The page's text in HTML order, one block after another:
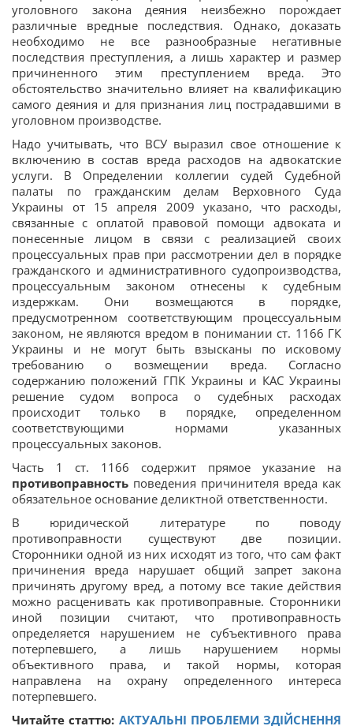
уголовного закона деяния неизбежно порождает
различные вредные последствия. Однако, доказать
необходимо не все разнообразные негативные
последствия преступления, а лишь характер и размер
причиненного этим преступлением вреда. Это
обстоятельство значительно влияет на квалификацию
самого деяния и для признания лиц пострадавшими в
уголовном производстве.
Надо учитывать, что ВСУ выразил свое отношение к
включению в состав вреда расходов на адвокатские
услуги. В Определении коллегии судей Судебной
палаты по гражданским делам Верховного Суда
Украины от 15 апреля 2009 указано, что расходы,
связанные с оплатой правовой помощи адвоката и
понесенные лицом в связи с реализацией своих
процессуальных прав при рассмотрении дел в порядке
гражданского и административного судопроизводства,
процессуальным законом отнесены к судебным
издержкам. Они возмещаются в порядке,
предусмотренном соответствующим процессуальным
законом, не являются вредом в понимании ст. 1166 ГК
Украины и не могут быть взысканы по исковому
требованию о возмещении вреда. Согласно
содержанию положений ГПК Украины и КАС Украины
решение судом вопроса о судебных расходах
происходит только в порядке, определенном
соответствующими нормами указанных
процессуальных законов.
Часть 1 ст. 1166 содержит прямое указание на
противоправность поведения причинителя вреда как
обязательное основание деликтной ответственности.
В юридической литературе по поводу
противоправности существуют две позиции.
Сторонники одной из них исходят из того, что сам факт
причинения вреда нарушает общий запрет закона
причинять другому вред, а потому все такие действия
можно расценивать как противоправные. Сторонники
иной позиции считают, что противоправность
определяется нарушением не субъективного права
потерпевшего, а лишь нарушением нормы
объективного права, и такой нормы, которая
направлена ​​на охрану определенного интереса
потерпевшего.
Читайте статтю: АКТУАЛЬНІ ПРОБЛЕМИ ЗДІЙСНЕННЯ